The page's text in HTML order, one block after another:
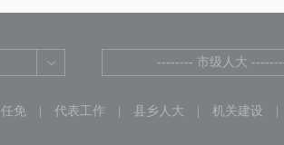
-------- 市级人大
免 代表工作 县乡人大 机关建设